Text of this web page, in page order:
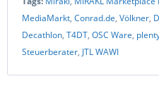
MediaMarkt, Conrad.de, Völkner,
Decathlon, T4DT, OSC Ware,
Steuerberater, JTL WAWI